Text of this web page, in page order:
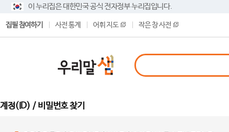
이 누리집은 대한민국 공식 전자정부 누리집입니다.
집필 참여하기 사전 통계 어휘 지도 작은 창 사전
계정(ID) / 비밀번호 찾기